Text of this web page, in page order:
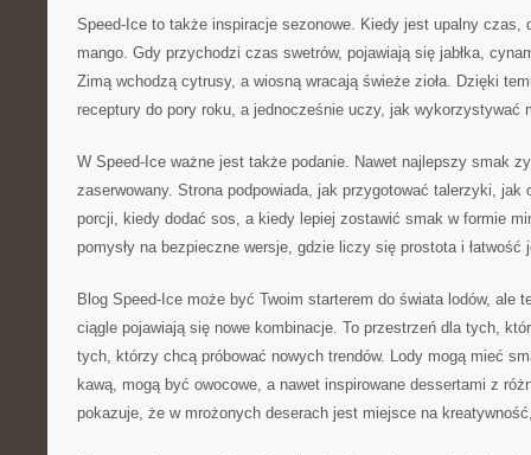
Speed-Ice to także inspiracje sezonowe. Kiedy jest upalny czas,
mango. Gdy przychodzi czas swetrów, pojawiają się jabłka,
Zimą wchodzą cytrusy, a wiosną wracają świeże zioła. Dzięki
receptury do pory roku, a jednocześnie uczy, jak wykorzystywać
W Speed-Ice ważne jest także podanie. Nawet najlepszy smak
zaserwowany. Strona podpowiada, jak przygotować talerzyki, jak
porcji, kiedy dodać sos, a kiedy lepiej zostawić smak w formie
pomysły na bezpieczne wersje, gdzie liczy się prostota i łatwość
Blog Speed-Ice może być Twoim starterem do świata lodów, ale
ciągle pojawiają się nowe kombinacje. To przestrzeń dla tych,
tych, którzy chcą próbować nowych trendów. Lody mogą mieć
kawą, mogą być owocowe, a nawet inspirowane dessertami z
pokazuje, że w mrożonych deserach jest miejsce na